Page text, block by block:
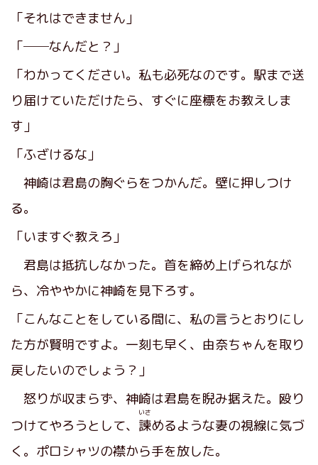
「それはできません」
「──なんだと？」
「わかってください。私も必死なのです。駅まで送
り届けていただけたら、すぐに座標をお教えしま
す」
「ふざけるな」
神崎は君島の胸ぐらをつかんだ。壁に押しつけ
る。
「いますぐ教えろ」
君島は抵抗しなかった。首を締め上げられなが
ら、冷ややかに神崎を見下ろす。
「こんなことをしている間に、私の言うとおりにし
た方が賢明ですよ。一刻も早く、由奈ちゃんを取り
戻したいのでしょう？」
怒りが収まらず、神崎は君島を睨み据えた。殴り
つけてやろうとして、 諫
いさ
めるような妻の視線に気づ
く。ポロシャツの襟から手を放した。